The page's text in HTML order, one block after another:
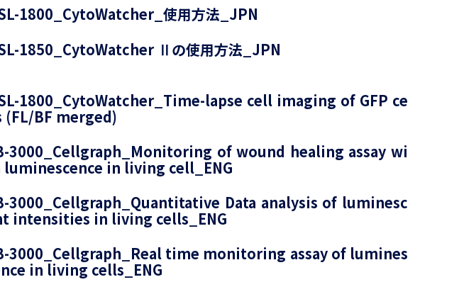
1800_CytoWatcher_使用方法_JPN
1850_CytoWatcher Ⅱの使用方法_JPN
1800_CytoWatcher_Time-lapse cell imaging of GFP ce
(FL/BF merged)
3000_Cellgraph_Monitoring of wound healing assay wi
in living cell_ENG
3000_Cellgraph_Quantitative Data analysis of luminesc
intensities in living cells_ENG
3000_Cellgraph_Real time monitoring assay of lumines
in living cells_ENG